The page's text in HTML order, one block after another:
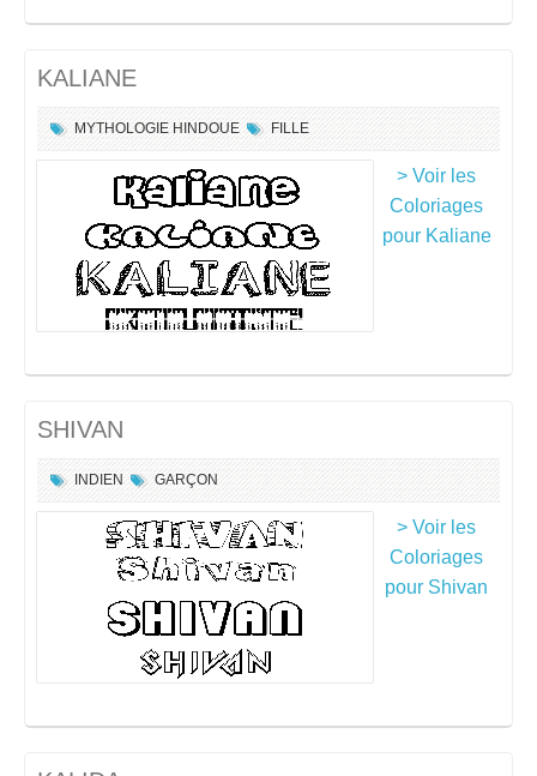
KALIANE
MYTHOLOGIE HINDOUE FILLE
> Voir les
Coloriages
pour Kaliane
SHIVAN
INDIEN GARÇON
> Voir les
Coloriages
pour Shivan